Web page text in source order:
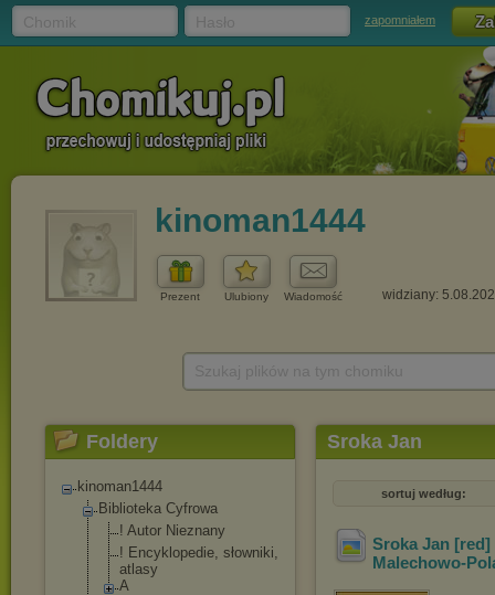
zapomniałem
kinoman1444
Prezent Ulubiony Wiadomość widziany:
Foldery
kinoman1444
Biblioteka Cyfrowa
! Autor Nieznany
! Encyklopedie, słowniki,
atlasy
A
Sroka Jan
sortuj według:
Sroka Jan [red]
Malechowo-